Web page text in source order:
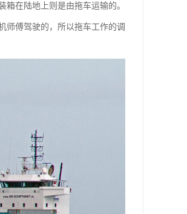
在陆地上则是由拖车运输的。
师傅驾驶的，所以拖车工作的调